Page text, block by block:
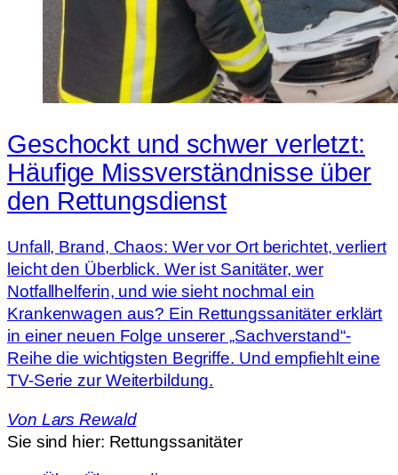
Geschockt und schwer verletzt:
Häufige Missverständnisse über
den Rettungsdienst
Unfall, Brand, Chaos: Wer vor Ort berichtet, verliert
leicht den Überblick. Wer ist Sanitäter, wer
Notfallhelferin, und wie sieht nochmal ein
Krankenwagen aus? Ein Rettungssanitäter erklärt
in einer neuen Folge unserer „Sachverstand“-
Reihe die wichtigsten Begriffe. Und empfiehlt eine
TV-Serie zur Weiterbildung.
Von Lars Rewald
Sie sind hier: Rettungssanitäter